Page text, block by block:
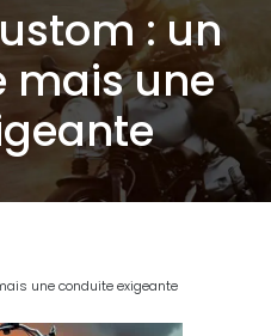
: un
mais une
une conduite exigeante